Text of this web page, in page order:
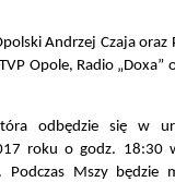
Andrzej Czaja oraz
Opole, Radio „Doxa”
odbędzie się w
roku o godz. 18:30
Mszy będzie